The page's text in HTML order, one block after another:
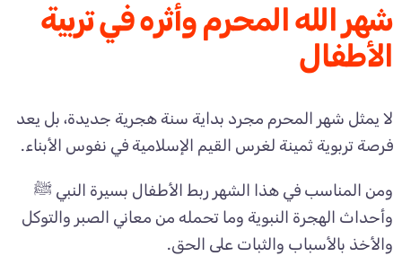
شهر الله المحرم وأثره في تربية
الأطفال
لا يمثل شهر المحرم مجرد بداية سنة هجرية جديدة، بل يعد
فرصة تربوية ثمينة لغرس القيم الإسلامية في نفوس الأبناء.
ومن المناسب في هذا الشهر ربط الأطفال بسيرة النبي ﷺ
وأحداث الهجرة النبوية وما تحمله من معاني الصبر والتوكل
والأخذ بالأسباب والثبات على الحق.